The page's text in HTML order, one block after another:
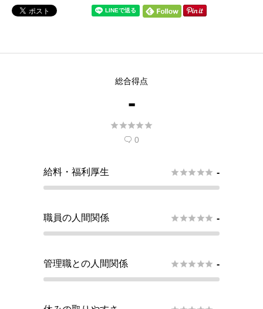
総合得点
-

 0
給料・福利厚生  -
職員の人間関係  -
管理職との人間関係  -